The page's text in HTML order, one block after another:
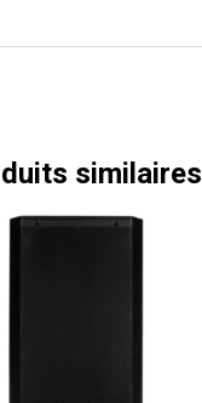
similaires